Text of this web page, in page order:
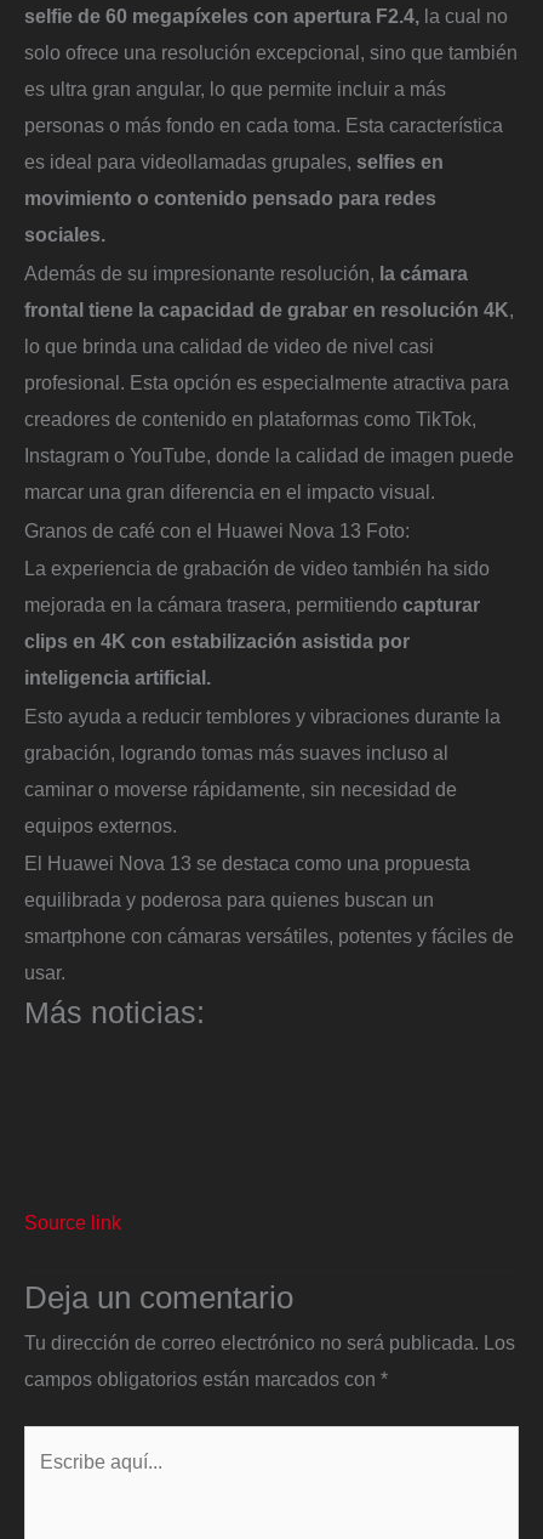
selfie de 60 megapíxeles con apertura F2.4, la cual no
solo ofrece una resolución excepcional, sino que también
es ultra gran angular, lo que permite incluir a más
personas o más fondo en cada toma. Esta característica
es ideal para videollamadas grupales, selfies en
movimiento o contenido pensado para redes
sociales.
Además de su impresionante resolución, la cámara
frontal tiene la capacidad de grabar en resolución 4K,
lo que brinda una calidad de video de nivel casi
profesional. Esta opción es especialmente atractiva para
creadores de contenido en plataformas como TikTok,
Instagram o YouTube, donde la calidad de imagen puede
marcar una gran diferencia en el impacto visual.
Granos de café con el Huawei Nova 13 Foto:
La experiencia de grabación de video también ha sido
mejorada en la cámara trasera, permitiendo capturar
clips en 4K con estabilización asistida por
inteligencia artificial.
Esto ayuda a reducir temblores y vibraciones durante la
grabación, logrando tomas más suaves incluso al
caminar o moverse rápidamente, sin necesidad de
equipos externos.
El Huawei Nova 13 se destaca como una propuesta
equilibrada y poderosa para quienes buscan un
smartphone con cámaras versátiles, potentes y fáciles de
usar.
Más noticias:
Source link
Deja un comentario
Tu dirección de correo electrónico no será publicada. Los
campos obligatorios están marcados con *